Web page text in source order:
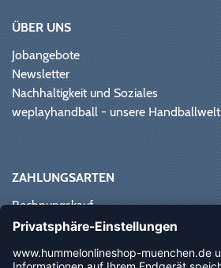
ÜBER UNS
Jobangebote
Newsletter
Nachhaltigkeit und Soziales
weplayhandball - unsere Handballwelt
ZAHLUNGSARTEN
Rechnungskauf
Paypal
Vorkasse